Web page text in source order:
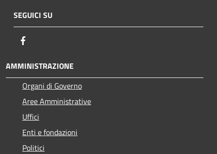
SEGUICI SU
AMMINISTRAZIONE
Organi di Governo
Aree Amministrative
Uffici
Enti e fondazioni
Politici